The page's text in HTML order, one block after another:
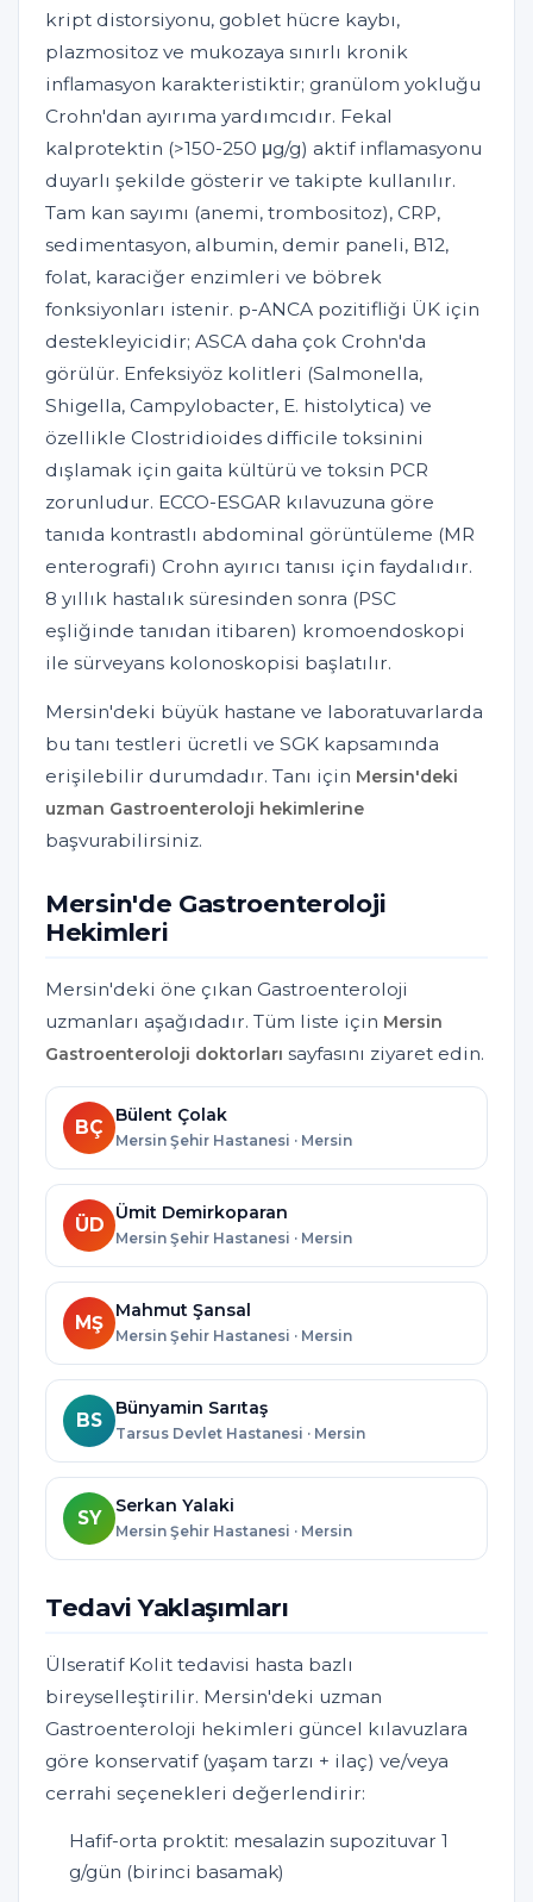
kript distorsiyonu, goblet hücre kaybı,
plazmositoz ve mukozaya sınırlı kronik
inflamasyon karakteristiktir; granülom yokluğu
Crohn'dan ayırıma yardımcıdır. Fekal
kalprotektin (>150-250 μg/g) aktif inflamasyonu
duyarlı şekilde gösterir ve takipte kullanılır.
Tam kan sayımı (anemi, trombositoz), CRP,
sedimentasyon, albumin, demir paneli, B12,
folat, karaciğer enzimleri ve böbrek
fonksiyonları istenir. p-ANCA pozitifliği ÜK için
destekleyicidir; ASCA daha çok Crohn'da
görülür. Enfeksiyöz kolitleri (Salmonella,
Shigella, Campylobacter, E. histolytica) ve
özellikle Clostridioides difficile toksinini
dışlamak için gaita kültürü ve toksin PCR
zorunludur. ECCO-ESGAR kılavuzuna göre
tanıda kontrastlı abdominal görüntüleme (MR
enterografi) Crohn ayırıcı tanısı için faydalıdır.
8 yıllık hastalık süresinden sonra (PSC
eşliğinde tanıdan itibaren) kromoendoskopi
ile sürveyans kolonoskopisi başlatılır.
Mersin'deki büyük hastane ve laboratuvarlarda
bu tanı testleri ücretli ve SGK kapsamında
erişilebilir durumdadır. Tanı için Mersin'deki
uzman Gastroenteroloji hekimlerine
başvurabilirsiniz.
Mersin'de Gastroenteroloji
Hekimleri
Mersin'deki öne çıkan Gastroenteroloji
uzmanları aşağıdadır. Tüm liste için Mersin
Gastroenteroloji doktorları sayfasını ziyaret edin.
BÇ
Bülent Çolak
Mersin Şehir Hastanesi · Mersin
ÜD
Ümit Demirkoparan
Mersin Şehir Hastanesi · Mersin
MŞ
Mahmut Şansal
Mersin Şehir Hastanesi · Mersin
BS
Bünyamin Sarıtaş
Tarsus Devlet Hastanesi · Mersin
SY
Serkan Yalaki
Mersin Şehir Hastanesi · Mersin
Tedavi Yaklaşımları
Ülseratif Kolit tedavisi hasta bazlı
bireyselleştirilir. Mersin'deki uzman
Gastroenteroloji hekimleri güncel kılavuzlara
göre konservatif (yaşam tarzı + ilaç) ve/veya
cerrahi seçenekleri değerlendirir:
Hafif-orta proktit: mesalazin supozituvar 1
g/gün (birinci basamak)